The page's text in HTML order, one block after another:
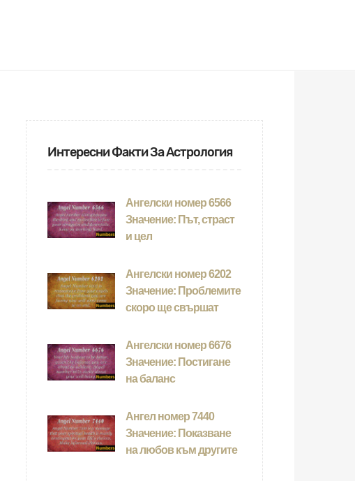
Интересни Факти За Астрология
Ангелски номер 6566
Значение: Път, страст
и цел
Ангелски номер 6202
Значение: Проблемите
скоро ще свършат
Ангелски номер 6676
Значение: Постигане
на баланс
Ангел номер 7440
Значение: Показване
на любов към другите